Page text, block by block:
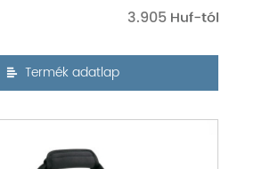
3.905
Termék adatlap